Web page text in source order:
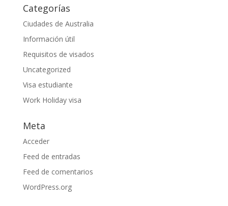
Categorías
Ciudades de Australia
Información útil
Requisitos de visados
Uncategorized
Visa estudiante
Work Holiday visa
Meta
Acceder
Feed de entradas
Feed de comentarios
WordPress.org